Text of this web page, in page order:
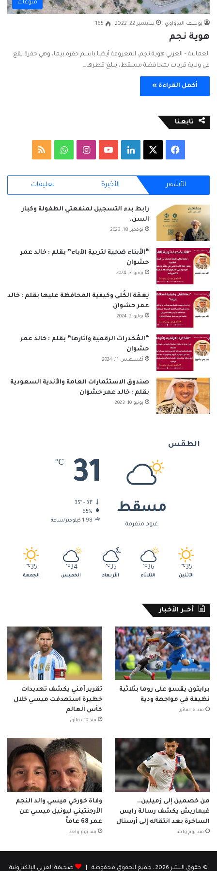
منوعات
يوسف البدواوي سبتمبر 22, 2022 165
هوية نجم
العمانية – العربي هوية نجم، المعروفة أيضا باسم حفرة بيما، وهي حفرة تقع
في ولاية قريات بمحافظة مسقط، يبلغ قطرها…
أكمل القراءة »
تابعنا
س
ب
و
ك
ك
د
ن
o
u ت س
خ
ص
S
الأشهر الأخيرة تعليقات
رابط بدء التسجيل لمنفعتي الطفولة وكبار
السن.
نوفمبر 18, 2023
“الأبناء ضحية لتربية الآباء” بقلم : خالد عمر
حشوان
يونيو 3, 2024
نِعمَة الكُلى وكيفية المحافظة عليها بقلم : خالد
عمر حشوان
يوليو 2, 2024
“المُخدرات الرقمية وآثارها” بقلم : خالد عمر
حشوان
أغسطس 11, 2024
صندوق الاستثمارات العامة والأندية السعودية
بقلم : خالد عمر حشوان
يونيو 10, 2023
الطقس
مسقط
غيوم متفرقة
31
℃
35º - 31º
65%
1.98 كيلومتر/ساعة
35
℃
الأثنين
36
℃
الثلاثاء
35
℃
الأربعاء
34
℃
الخميس
35
℃
الجمعة
أخــر الأخبار
برايتون يقسو على روما بثلاثية
نظيفة في مواجهة ودية
منذ 6 دقائق
تقرير أمني يكشف تهديدات
خطيرة استهدفت ميسي خلال
كأس العالم
منذ 10 دقائق
من خصمين إلى زميلين..
غيماريش يكشف رسالة رايس
الساخرة بعد انتقاله إلى أرسنال
منذ يوم واحد
وفاة خورخي ميسي والد النجم
الأرجنتيني ليونيل ميسي عن
عمر 68 عاماً
منذ يوم واحد
© حقوق النشر 2026، جميع الحقوق محفوظة | صحيفة العربي الإلكترونية